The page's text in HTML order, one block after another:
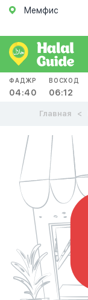
Мемфис
ФАДЖР
04:40
ВОСХОД
06:12
Главная